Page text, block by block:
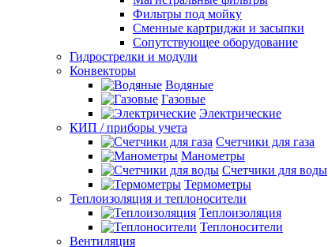
Фильтры под мойку
Сменные картриджи и засыпки
Сопутствующее оборудование
Гидрострелки и модули
Конвекторы
Водяные
Газовые
Электрические
КИП / приборы учета
Счетчики для газа
Манометры
Счетчики для воды
Термометры
Теплоизоляция и теплоносители
Теплоизоляция
Теплоносители
Вентиляция